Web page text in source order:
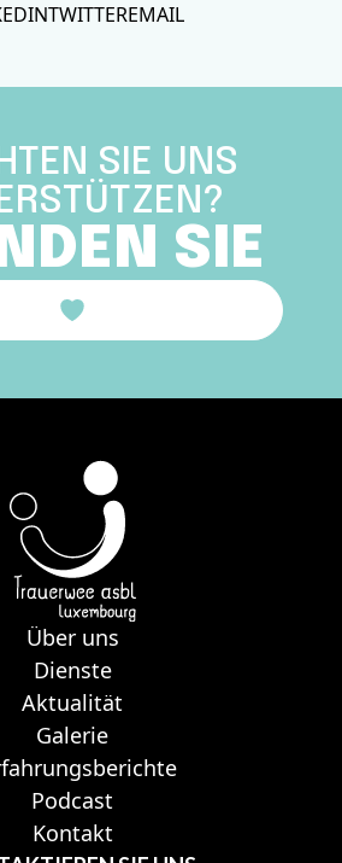
TWITTEREMAIL
SIE UNS
SIE
Über uns
Dienste
Aktualität
Galerie
Podcast
Kontakt